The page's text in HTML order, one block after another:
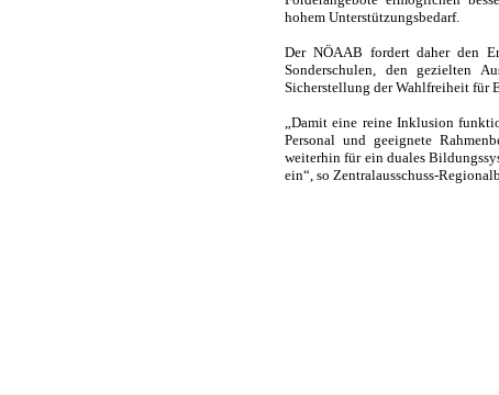
hohem Unterstützungsbedarf.
Der NÖAAB fordert daher den
Sonderschulen, den gezielten
Sicherstellung der Wahlfreiheit für
„Damit eine reine Inklusion
Personal und geeignete
weiterhin für ein duales
ein“, so Zentralausschuss-